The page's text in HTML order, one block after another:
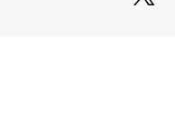
め、多少の誤差が生じる